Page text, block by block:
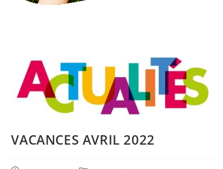
VACANCES AVRIL 2022